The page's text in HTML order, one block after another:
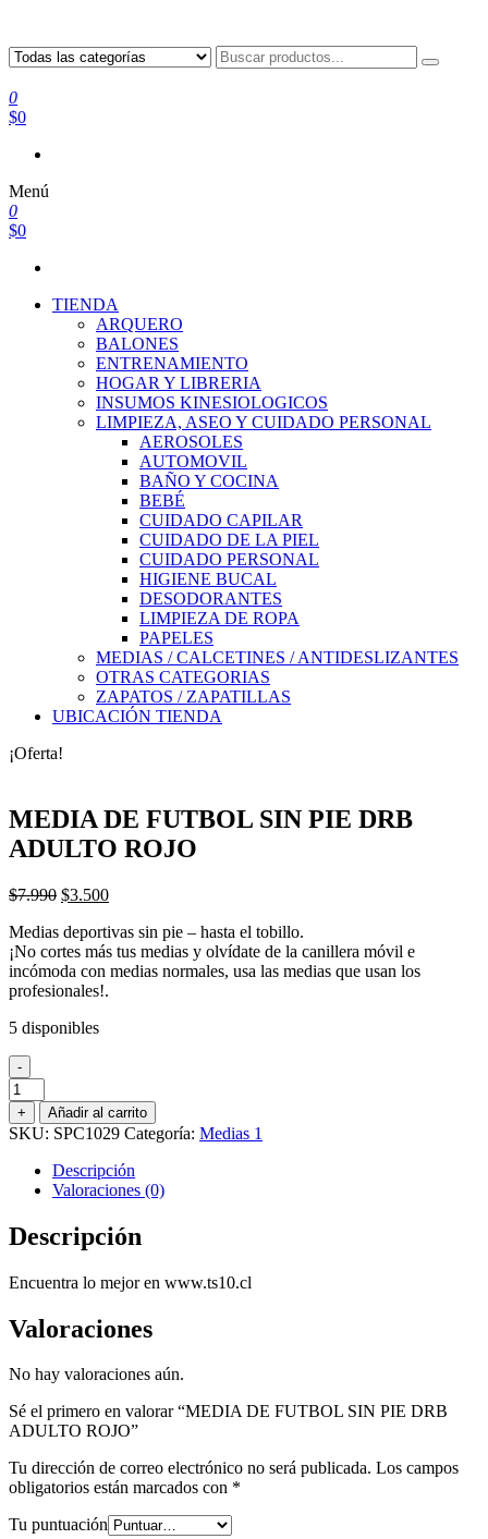
0
$0
Menú
0
$0
TIENDA
ARQUERO
BALONES
ENTRENAMIENTO
HOGAR Y LIBRERIA
INSUMOS KINESIOLOGICOS
LIMPIEZA, ASEO Y CUIDADO PERSONAL
AEROSOLES
AUTOMOVIL
BAÑO Y COCINA
BEBÉ
CUIDADO CAPILAR
CUIDADO DE LA PIEL
CUIDADO PERSONAL
HIGIENE BUCAL
DESODORANTES
LIMPIEZA DE ROPA
PAPELES
MEDIAS / CALCETINES / ANTIDESLIZANTES
OTRAS CATEGORIAS
ZAPATOS / ZAPATILLAS
UBICACIÓN TIENDA
¡Oferta!
MEDIA DE FUTBOL SIN PIE DRB
ADULTO ROJO
$7.990 El
original
era:
$7.990.
$3.500El
actual
es:
$3.500.
Medias deportivas sin pie – hasta el tobillo.
¡No cortes más tus medias y olvídate de la canillera móvil e
incómoda con medias normales, usa las medias que usan los
profesionales!.
5 disponibles
-
MEDIA
DE
FUTBOL
SIN
DRB
ADULTO
ROJO
cantidad
+ Añadir al carrito
SKU: SPC1029 Categoría: Medias 1
Descripción
Valoraciones (0)
Descripción
Encuentra lo mejor en www.ts10.cl
Valoraciones
No hay valoraciones aún.
Sé el primero en valorar “MEDIA DE FUTBOL SIN PIE DRB
ADULTO ROJO”
Tu dirección de correo electrónico no será publicada. Los campos
obligatorios están marcados con *
Tu puntuación